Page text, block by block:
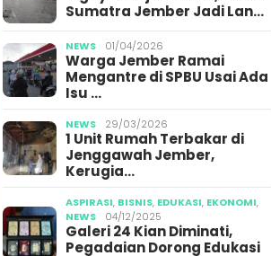
Sumatra Jember Jadi Lan…
NEWS 01/04/2026
Warga Jember Ramai
Mengantre di SPBU Usai Ada
Isu …
NEWS 29/03/2026
1 Unit Rumah Terbakar di
Jenggawah Jember,
Kerugia…
ASPIRASI, BISNIS, EDUKASI, EKONOMI,
NEWS
04/12/2025
Galeri 24 Kian Diminati,
Pegadaian Dorong Edukasi